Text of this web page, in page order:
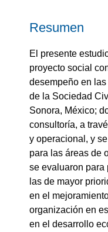
Resumen
El presente
proyecto social
desempeño en
de la Sociedad
Sonora, México;
consultoría, a
y operacional, y
para las áreas de
se evaluaron para
las de mayor
en el
organización en
en el desarrollo